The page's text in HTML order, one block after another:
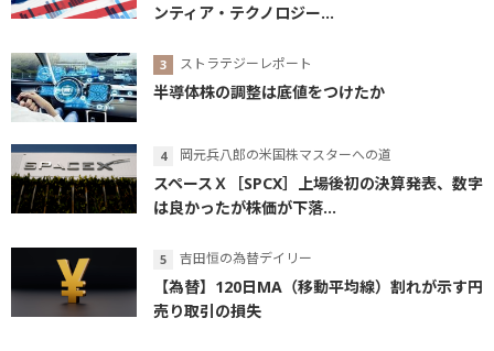
ンティア・テクノロジー...
ストラテジーレポート
半導体株の調整は底値をつけたか
岡元兵八郎の米国株マスターへの道
スペースＸ［SPCX］上場後初の決算発表、数字
は良かったが株価が下落...
吉田恒の為替デイリー
【為替】120日MA（移動平均線）割れが示す円
売り取引の損失